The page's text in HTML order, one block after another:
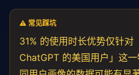
⚠️ 常见踩坑
31% 的使用时长优势仅针
ChatGPT 的美国用户」这